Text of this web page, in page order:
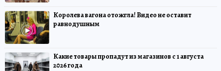
Королева вагона отожгла! Видео не оставит
равнодушным
Какие товары пропадут из магазинов с 1 августа
2026 года